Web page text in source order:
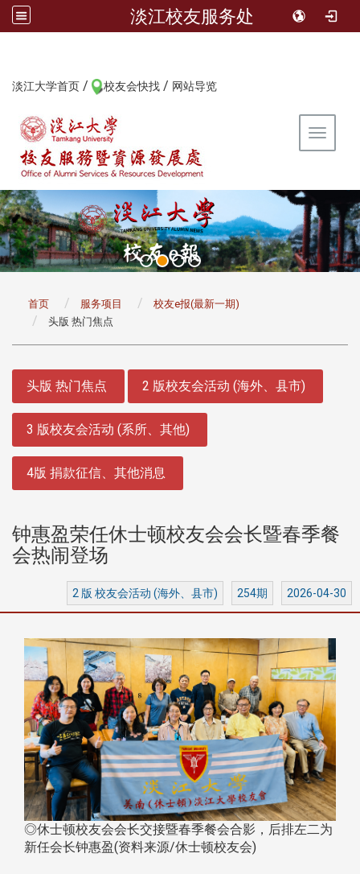
淡江校友服务处
淡江大学首页 / 校友会快找 / 网站导览
Toggle
首页 服务项目
校友e报(最新一期)
头版 热门焦点
头版 热门焦点 2 版校友会活动 (海外、县市)
3 版校友会活动 (系所、其他)
4版 捐款征信、其他消息
钟惠盈荣任休士顿校友会会长暨春季餐
会热闹登场
2 版 校友会活动 (海外、县市) 254期 2026-04-30
◎休士顿校友会会长交接暨春季餐会合影，后排左二为
新任会长钟惠盈(资料来源/休士顿校友会)